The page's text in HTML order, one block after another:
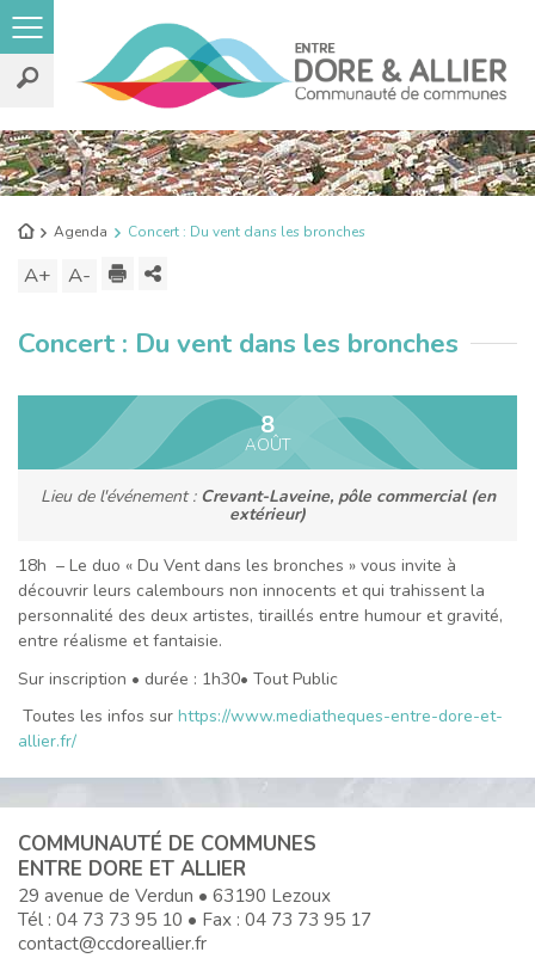
Rechercher
sur
le
site
Retour
l'accueil
Agenda Concert : Du vent dans les bronches
A+ Augmenter
taille
A- Diminuer
taille
texte
Imprimer
contenu
Concert : Du vent dans les bronches
8
AOÛT
Lieu de l'événement : Crevant-Laveine, pôle commercial (en
extérieur)
18h – Le duo « Du Vent dans les bronches » vous invite à
découvrir leurs calembours non innocents et qui trahissent la
personnalité des deux artistes, tiraillés entre humour et gravité,
entre réalisme et fantaisie.
Sur inscription • durée : 1h30• Tout Public
Toutes les infos sur https://www.mediatheques-entre-dore-et-
allier.fr/
COMMUNAUTÉ DE COMMUNES
ENTRE DORE ET ALLIER
29 avenue de Verdun • 63190 Lezoux
Tél : 04 73 73 95 10 • Fax : 04 73 73 95 17
contact@ccdoreallier.fr